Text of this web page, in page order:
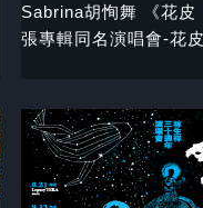
Sabrina胡恂舞 《花
張專輯同名演唱會-花